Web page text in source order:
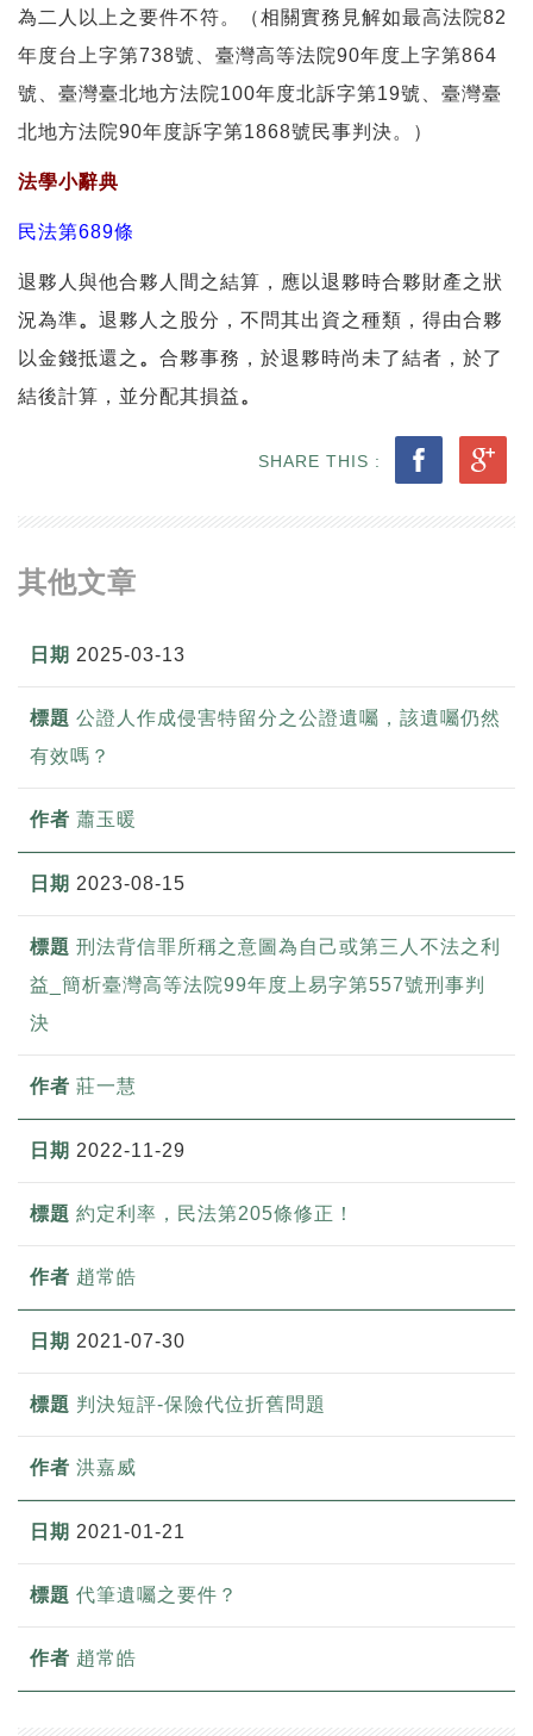
為二人以上之要件不符。（相關實務見解如最高法院82
年度台上字第738號、臺灣高等法院90年度上字第864
號、臺灣臺北地方法院100年度北訴字第19號、臺灣臺
北地方法院90年度訴字第1868號民事判決。）
法學小辭典
民法第689條
退夥人與他合夥人間之結算，應以退夥時合夥財產之狀
況為準。 退夥人之股分，不問其出資之種類，得由合夥
以金錢抵還之 。 合夥事務，於退夥時尚未了結者，於了
結後計算，並分配其損益。
SHARE THIS :
其他文章
2025-03-13
公證人作成侵害特留分之公證遺囑，該遺囑仍然
有效嗎？
蕭玉暖
2023-08-15
刑法背信罪所稱之意圖為自己或第三人不法之利
益_簡析臺灣高等法院99年度上易字第557號刑事判
決
莊一慧
2022-11-29
約定利率，民法第205條修正！
趙常皓
2021-07-30
判決短評-保險代位折舊問題
洪嘉威
2021-01-21
代筆遺囑之要件？
趙常皓